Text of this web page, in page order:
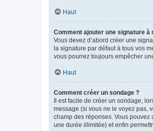
Haut
Comment ajouter une signature à
Vous devez d’abord créer une
la signature par défaut à tous vos
vous pourrez toujours empêcher
Haut
Comment créer un sondage ?
Il est facile de créer un sondage,
message (si vous ne le voyez pas,
champ des réponses. Vous
une durée illimitée) et enfin